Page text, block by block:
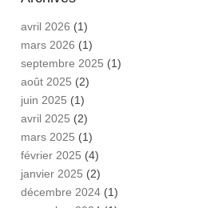
avril 2026 (1)
mars 2026 (1)
septembre 2025 (1)
août 2025 (2)
juin 2025 (1)
avril 2025 (2)
mars 2025 (1)
février 2025 (4)
janvier 2025 (2)
décembre 2024 (1)